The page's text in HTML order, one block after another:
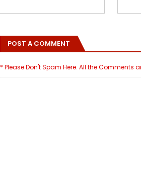
POST A COMMENT
* Please Don't Spam Here. All the Comments